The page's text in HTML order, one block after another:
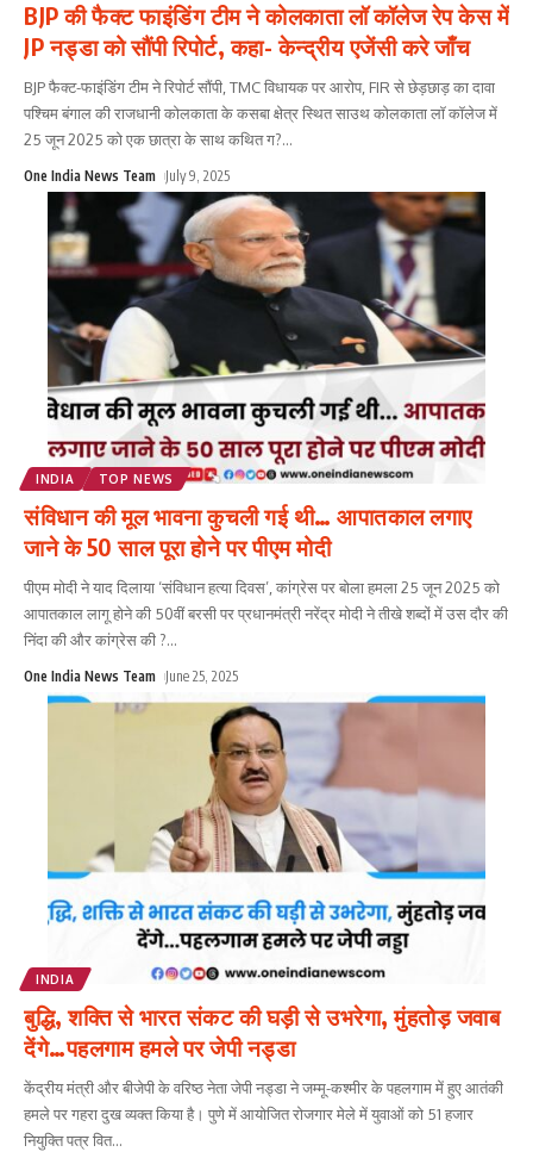
BJP की फैक्ट फाइंडिंग टीम ने कोलकाता लॉ कॉलेज रेप केस में
JP नड्डा को सौंपी रिपोर्ट, कहा- केन्द्रीय एजेंसी करे जाँच
BJP फैक्ट-फाइंडिंग टीम ने रिपोर्ट सौंपी, TMC विधायक पर आरोप, FIR से छेड़छाड़ का दावा
पश्चिम बंगाल की राजधानी कोलकाता के कसबा क्षेत्र स्थित साउथ कोलकाता लॉ कॉलेज में
25 जून 2025 को एक छात्रा के साथ कथित ग?...
One India News Team July 9, 2025
INDIA TOP NEWS
संविधान की मूल भावना कुचली गई थी… आपातकाल लगाए
जाने के 50 साल पूरा होने पर पीएम मोदी
पीएम मोदी ने याद दिलाया ‘संविधान हत्या दिवस’, कांग्रेस पर बोला हमला 25 जून 2025 को
आपातकाल लागू होने की 50वीं बरसी पर प्रधानमंत्री नरेंद्र मोदी ने तीखे शब्दों में उस दौर की
निंदा की और कांग्रेस की ?...
One India News Team June 25, 2025
INDIA
बुद्धि, शक्ति से भारत संकट की घड़ी से उभरेगा, मुंहतोड़ जवाब
देंगे…पहलगाम हमले पर जेपी नड्डा
केंद्रीय मंत्री और बीजेपी के वरिष्ठ नेता जेपी नड्डा ने जम्मू-कश्मीर के पहलगाम में हुए आतंकी
हमले पर गहरा दुख व्यक्त किया है। पुणे में आयोजित रोजगार मेले में युवाओं को 51 हजार
नियुक्ति पत्र वित...